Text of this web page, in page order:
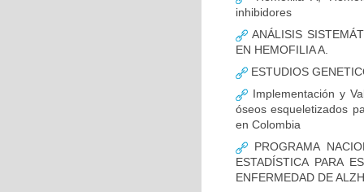
inhibidores
ANÁLISIS
EN HEMOFILIA A.
ESTUDIOS
Implementación y
óseos esqueletizados
en Colombia
PROGRAMA
ESTADÍSTICA PARA
ENFERMEDAD DE